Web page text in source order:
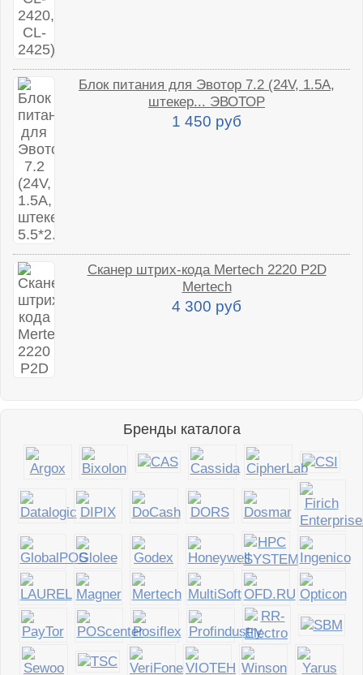
Блок питания для Эвотор 7.2 (24V, 1.5A,
штекер... ЭВОТОР
1 450 руб
Сканер штрих-кода Mertech 2220 P2D
Mertech
4 300 руб
Бренды каталога